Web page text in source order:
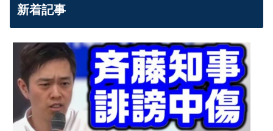
新着記事